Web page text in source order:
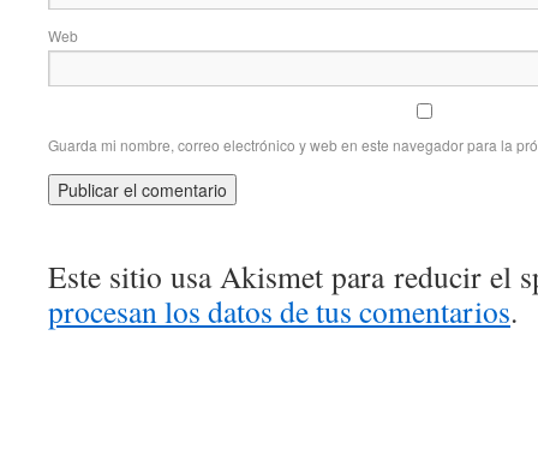
Web
Guarda mi nombre, correo electrónico y web en este navegador para la
Este sitio usa Akismet para reducir el
procesan los datos de tus comentarios.